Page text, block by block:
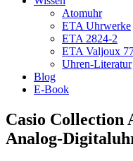
Atomuhr
ETA Uhrwerke
ETA 2824-2
ETA Valjoux
Uhren-Literatur
Blog
E-Book
Casio Collection
Analog-